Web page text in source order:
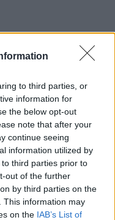
to third parties, or
information for
the below opt-out
note that after your
continue seeing
information utilized by
third parties prior to
out of the further
by third parties on the
This information may
on the IAB’s List of